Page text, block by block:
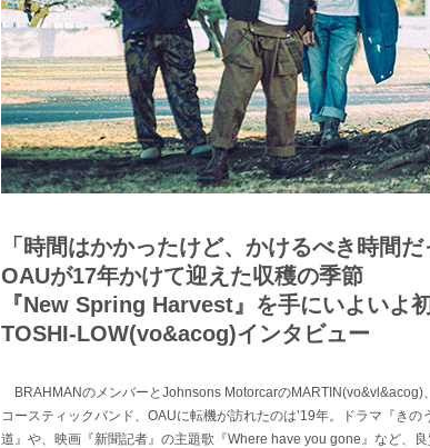
「時間はかかったけど、かけるべき時間だ
OAUが17年かけて迎えた収穫の季節
『New Spring Harvest』を手にいよいよ
TOSHI-LOW(vo&acog)インタビュー
BRAHMANのメンバーとJohnsons MotorcarのMARTIN(vo&vl&acog)
コースティックバンド、OAUに転機が訪れたのは’19年。ドラマ『き
道』や、映画『新聞記者』の主題歌『Where have you gone』など、